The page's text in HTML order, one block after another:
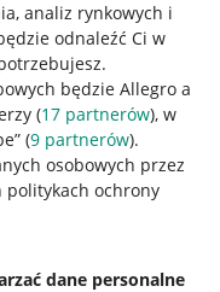
analiz rynkowych i
odnaleźć Ci w
będzie Allegro a
(17 partnerów), w
(9 partnerów).
osobowych przez
politykach ochrony
dane personalne